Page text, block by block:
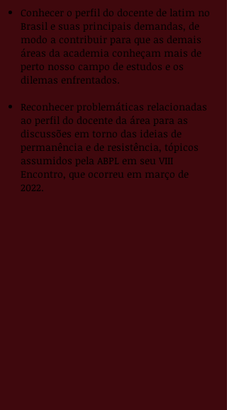
Conhecer o perfil do docente de latim no
Brasil e suas principais demandas, de
modo a contribuir para que as demais
áreas da academia conheçam mais de
perto nosso campo de estudos e os
dilemas enfrentados.
Reconhecer problemáticas relacionadas
ao perfil do docente da área para as
discussões em torno das ideias de
permanência e de resistência, tópicos
assumidos pela ABPL em seu VIII
Encontro, que ocorreu em março de
2022.